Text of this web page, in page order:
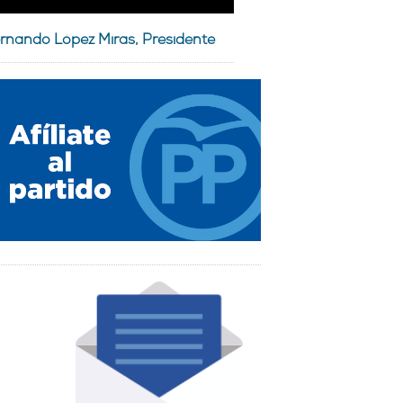
López Miras, Presidente